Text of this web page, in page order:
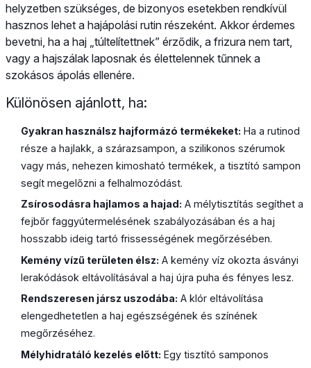
helyzetben szükséges, de bizonyos esetekben rendkívül
hasznos lehet a hajápolási rutin részeként. Akkor érdemes
bevetni, ha a haj „túltelítettnek” érződik, a frizura nem tart,
vagy a hajszálak laposnak és élettelennek tűnnek a
szokásos ápolás ellenére.
Különösen ajánlott, ha:
Gyakran használsz hajformázó termékeket: Ha a rutinod
része a hajlakk, a szárazsampon, a szilikonos szérumok
vagy más, nehezen kimosható termékek, a tisztító sampon
segít megelőzni a felhalmozódást.
Zsírosodásra hajlamos a hajad: A mélytisztítás segíthet a
fejbőr faggyútermelésének szabályozásában és a haj
hosszabb ideig tartó frissességének megőrzésében.
Kemény vízű területen élsz: A kemény víz okozta ásványi
lerakódások eltávolításával a haj újra puha és fényes lesz.
Rendszeresen jársz uszodába: A klór eltávolítása
elengedhetetlen a haj egészségének és színének
megőrzéséhez.
Mélyhidratáló kezelés előtt: Egy tisztító samponos